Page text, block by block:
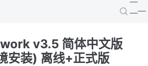
v3.5 简体中文版
安装) 离线+正式版